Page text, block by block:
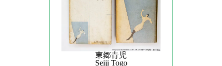
東郷青児
Seiji Togo